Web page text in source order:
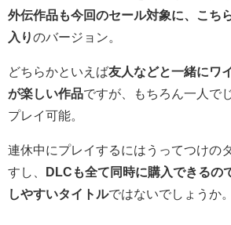
外伝作品も今回のセール対象に、こち
入りのバージョン。
どちらかといえば友人などと一緒にワ
が楽しい作品ですが、もちろん一人で
プレイ可能。
連休中にプレイするにはうってつけの
すし、
DLCも全て同時に購入できるの
しやすいタイトルではないでしょうか。